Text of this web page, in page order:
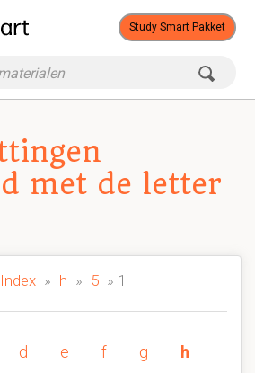
Study Smart Pakket
met de letter
» h » 5 » 1
d e f g
h